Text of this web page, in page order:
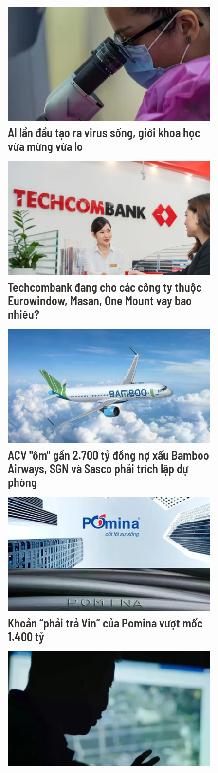
AI lần đầu tạo ra virus sống, giới khoa học
vừa mừng vừa lo
Techcombank đang cho các công ty thuộc
Eurowindow, Masan, One Mount vay bao
nhiêu?
ACV "ôm" gần 2.700 tỷ đồng nợ xấu Bamboo
Airways, SGN và Sasco phải trích lập dự
phòng
Khoản “phải trả Vin” của Pomina vượt mốc
1.400 tỷ